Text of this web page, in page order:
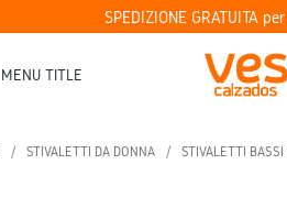
SPEDIZIONE GRATUITA
MENU TITLE
STIVALETTI DA DONNA STIVALETTI BASSI